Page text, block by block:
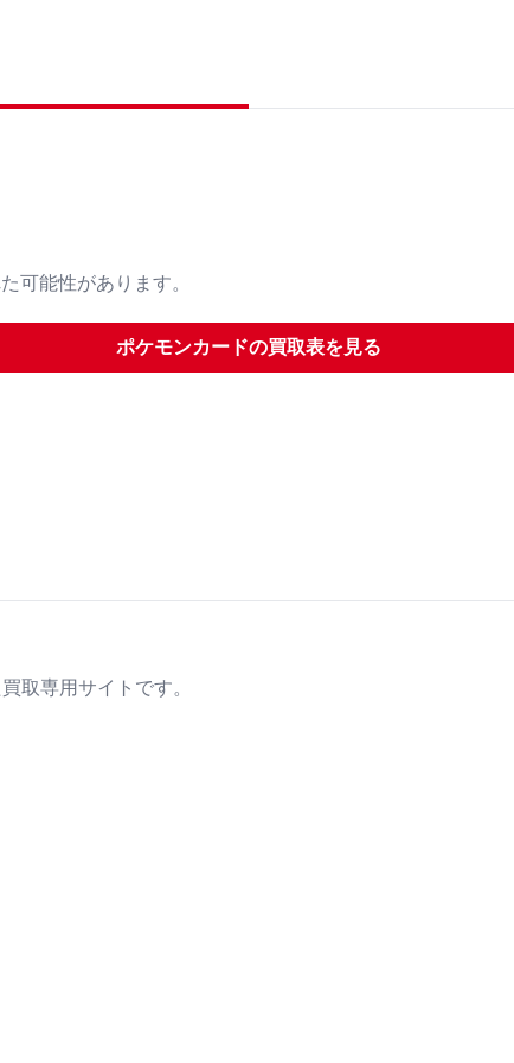
可能性があります。
ポケモンカードの買取表を見る
取専用サイトです。